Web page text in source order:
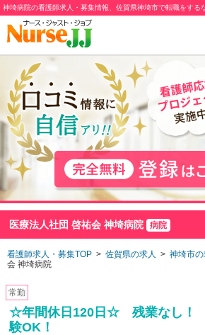
神埼病院の看護師求人・募集情報、佐賀県神埼市で転職をする
医療法人社団 啓祐会 神埼病院 病院
看護師求人・募集TOP > 佐賀県の求人 > 神埼市の
会 神埼病院
常勤
☆年間休日120日☆ 残業なし！
験OK！